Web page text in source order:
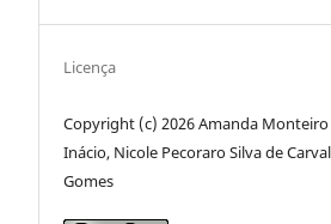
Licença
Copyright (c) 2026 Amanda Monteiro
Inácio, Nicole Pecoraro Silva de
Gomes